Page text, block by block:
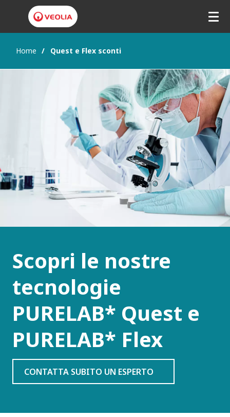
Home Quest e Flex sconti
Scopri le nostre
tecnologie
PURELAB* Quest e
PURELAB* Flex
CONTATTA SUBITO UN ESPERTO